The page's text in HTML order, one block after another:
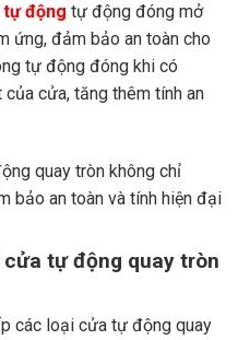
động tự động đóng mở
ứng, đảm bảo an toàn cho
tự động đóng khi có
cửa, tăng thêm tính an
quay tròn không chỉ
bảo an toàn và tính hiện đại
tự động quay tròn
các loại cửa tự động quay